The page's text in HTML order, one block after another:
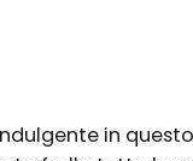
in